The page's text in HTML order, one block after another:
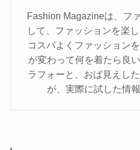
Fashion Magazineは、フ
して、ファッションを楽
コスパよくファッション
が変わって何を着たら良
ラフォーと、おば見えし
が、実際に試した情